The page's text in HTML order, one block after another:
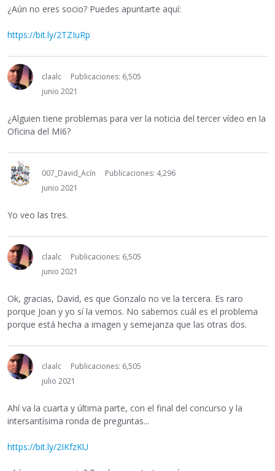
¿Aún no eres socio? Puedes apuntarte aquí:
https://bit.ly/2TZIuRp
claalc
Publicaciones: 6,505
junio 2021
¿Alguien tiene problemas para ver la noticia del tercer vídeo en la
Oficina del MI6?
007_David_Acín
Publicaciones: 4,296
junio 2021
Yo veo las tres.
claalc
Publicaciones: 6,505
junio 2021
Ok, gracias, David, es que Gonzalo no ve la tercera. Es raro
porque Joan y yo sí la vemos. No sabemos cuál es el problema
porque está hecha a imagen y semejanza que las otras dos.
claalc
Publicaciones: 6,505
julio 2021
Ahí va la cuarta y última parte, con el final del concurso y la
intersantísima ronda de preguntas...
https://bit.ly/2IKfzKU